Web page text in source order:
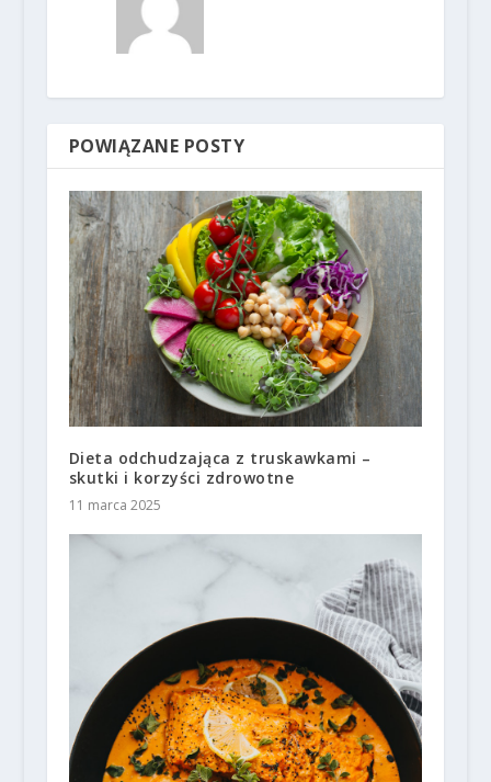
POWIĄZANE POSTY
Dieta odchudzająca z truskawkami –
skutki i korzyści zdrowotne
11 marca 2025